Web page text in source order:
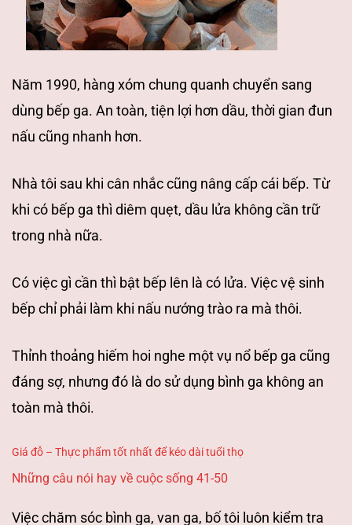
N ăm 1990, hàng xóm chung quanh chuyển sang
dùng bếp ga. An toàn, tiện lợi hơn dầu, thời gian đun
nấu cũng nhanh hơn.
Nhà tôi sau khi cân nhắc cũng nâng cấp cái bếp. Từ
khi có bếp ga thì diêm quẹt, dầu lửa không cần trữ
trong nhà nữa.
Có việc gì cần thì bật bếp lên là có lửa. Việc vệ sinh
bếp chỉ phải làm khi nấu nướng trào ra mà thôi.
Thỉnh thoảng hiếm hoi nghe một vụ nổ bếp ga cũng
đáng sợ, nhưng đó là do sử dụng bình ga không an
toàn mà thôi.
Giá đỗ – Thực phẩm tốt nhất để kéo dài tuổi thọ
Những câu nói hay về cuộc sống 41-50
Việc chăm sóc bình ga, van ga, bố tôi luôn kiểm tra